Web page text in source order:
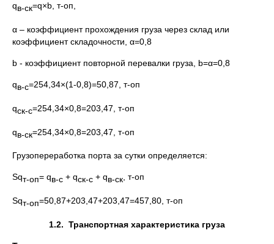
qв-ск=q×b, т-оп,
α – коэффициент прохождения груза через склад или
коэффициент складочности, α=0,8
b - коэффициент повторной перевалки груза, b=α=0,8
qв-с=254,34×(1-0,8)=50,87, т-оп
qск-с=254,34×0,8=203,47, т-оп
qв-ск=254,34×0,8=203,47, т-оп
Грузопереработка порта за сутки определяется:
Sqт-оп= qв-с + qск-с + qв-ск, т-оп
Sqт-оп=50,87+203,47+203,47=457,80, т-оп
1.2. Транспортная характеристика груза